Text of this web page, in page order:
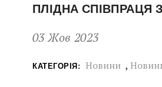
ПЛІДНА СПІВПРАЦЯ
03 Жов 2023
КАТЕГОРІЯ: Новини ,